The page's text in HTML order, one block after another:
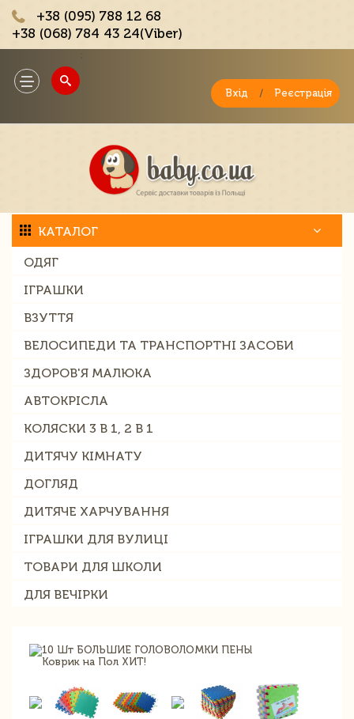
+38 (095) 788 12 68
+38 (068) 784 43 24(Viber)
Toggle
navigation
Вхід / Реєстрація
КАТАЛОГ
ОДЯГ
ІГРАШКИ
ВЗУТТЯ
ВЕЛОСИПЕДИ ТА ТРАНСПОРТНІ ЗАСОБИ
ЗДОРОВ'Я МАЛЮКА
АВТОКРІСЛА
КОЛЯСКИ 3 В 1, 2 В 1
ДИТЯЧУ КІМНАТУ
ДОГЛЯД
ДИТЯЧЕ ХАРЧУВАННЯ
ІГРАШКИ ДЛЯ ВУЛИЦІ
ТОВАРИ ДЛЯ ШКОЛИ
ДЛЯ ВЕЧІРКИ